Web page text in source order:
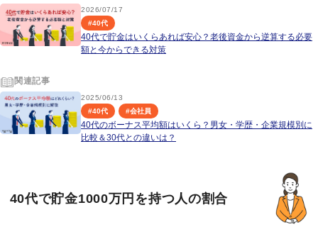
2026/07/17
#40代
40代で貯金はいくらあれば安心？老後資金から逆算する必要
額と今からできる対策
関連記事
2025/06/13
#40代 #会社員
40代のボーナス平均額はいくら？男女・学歴・企業規模別に
比較＆30代との違いは？
40代で貯金1000万円を持つ人の割合